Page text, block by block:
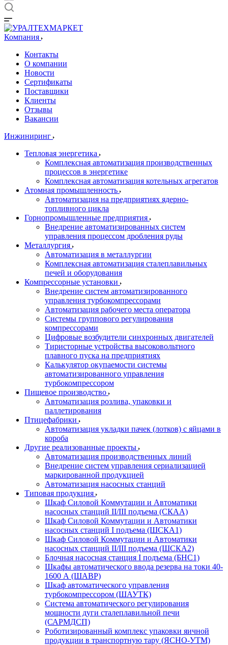
Компания
Контакты
О компании
Новости
Сертификаты
Поставщики
Клиенты
Отзывы
Вакансии
Инжиниринг
Тепловая энергетика
Комплексная автоматизация производственных
процессов в энергетике
Комплексная автоматизация котельных агрегатов
Атомная промышленность
Автоматизация на предприятиях ядерно-
топливного цикла
Горнопромышленные предприятия
Внедрение автоматизированных систем
управления процессом дробления руды
Металлургия
Автоматизация в металлургии
Комплексная автоматизация сталеплавильных
печей и оборудования
Компрессорные установки
Внедрение систем автоматизированного
управления турбокомпрессорами
Автоматизация рабочего места оператора
Системы группового регулирования
компрессорами
Цифровые возбудители синхронных двигателей
Тиристорные устройства высоковольтного
плавного пуска на предприятиях
Калькулятор окупаемости системы
автоматизированного управления
турбокомпрессором
Пищевое производство
Автоматизация розлива, упаковки и
паллетирования
Птицефабрики
Автоматизация укладки пачек (лотков) с яйцами в
короба
Другие реализованные проекты
Автоматизация производственных линий
Внедрение систем управления сериализацией
маркированной продукцией
Автоматизация насосных станций
Типовая продукция
Шкаф Силовой Коммутации и Автоматики
насосных станций II/III подъема (СКАА)
Шкаф Силовой Коммутации и Автоматики
насосных станций I подъема (ШСКА1)
Шкаф Силовой Коммутации и Автоматики
насосных станций II/III подъема (ШСКА2)
Блочная насосная станция I подъема (БНС1)
Шкафы автоматического ввода резерва на токи 40-
1600 А (ШАВР)
Шкаф автоматического управления
турбокомпрессором (ШАУТК)
Система автоматического регулирования
мощности дуги сталеплавильной печи
(САРМДСП)
Роботизированный комплекс упаковки яичной
продукции в транспортную тару (ЯСНО-УТМ)